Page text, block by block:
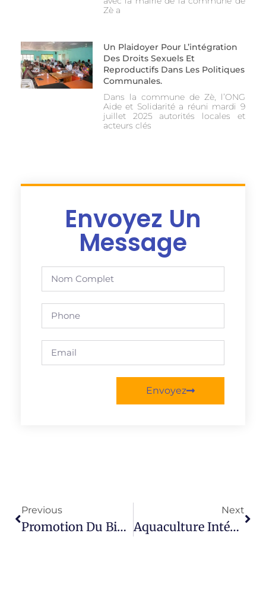
Zè a
Un Plaidoyer Pour L’intégration
Des Droits Sexuels Et
Reproductifs Dans Les Politiques
Communales.
Dans la commune de Zè, l’ONG
Aide et Solidarité a réuni mardi 9
juillet 2025 autorités locales et
acteurs clés
Envoyez Un
Message
Envoyez
Previous
Promotion Du Biogaz Amovible Pour La Cuisson, L’éclairage Et Le Maraîchage Dans La Commune De ZOGBODOMEY
Next
Aquaculture Intégré À La Production Maraichère Et Séchage Solaire Dans Une Logique D’économie Circulaire Dans La Commune D’Athiémé